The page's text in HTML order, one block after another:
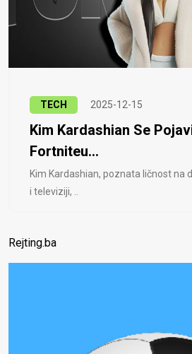
TECH 2025-12-15
Kim Kardashian Se
Fortniteu...
Kim Kardashian, poznata ličnost na
i televiziji, ..
Rejting.ba